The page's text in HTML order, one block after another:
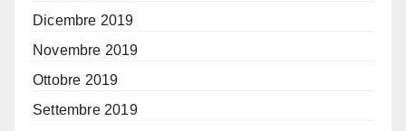
Dicembre 2019
Novembre 2019
Ottobre 2019
Settembre 2019